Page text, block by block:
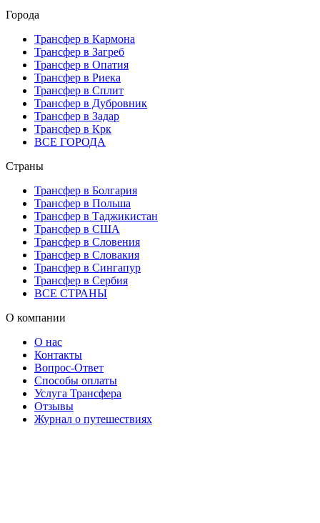
Города
Трансфер в Кармона
Трансфер в Загреб
Трансфер в Опатия
Трансфер в Риека
Трансфер в Сплит
Трансфер в Дубровник
Трансфер в Задар
Трансфер в Крк
ВСЕ ГОРОДА
Страны
Трансфер в Болгария
Трансфер в Польша
Трансфер в Таджикистан
Трансфер в США
Трансфер в Словения
Трансфер в Словакия
Трансфер в Сингапур
Трансфер в Сербия
ВСЕ СТРАНЫ
О компании
О нас
Контакты
Вопрос-Ответ
Способы оплаты
Услуга Трансфера
Отзывы
Журнал о путешествиях